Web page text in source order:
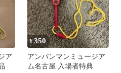
ア
¥350
アンパンマンミュージア
ム名古屋 入場者特典